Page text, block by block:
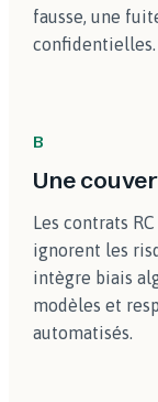
fausse, une
confidentielles.
B
Une
Les contrats
ignorent les
intègre biais
modèles et
automatisés.